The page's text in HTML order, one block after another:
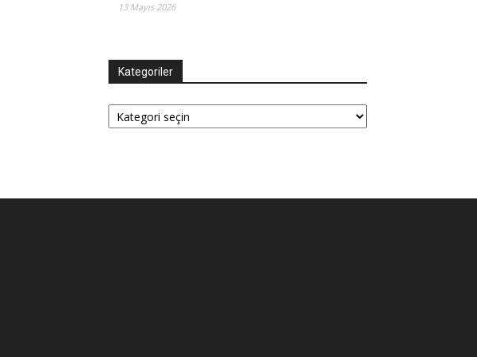
13 Mayıs 2026
Kategoriler
Kategoriler